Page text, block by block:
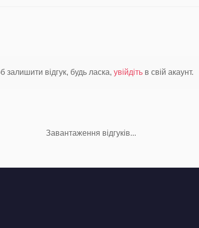
залишити відгук, будь ласка, увійдітьв свій акаунт.
Завантаження відгуків...